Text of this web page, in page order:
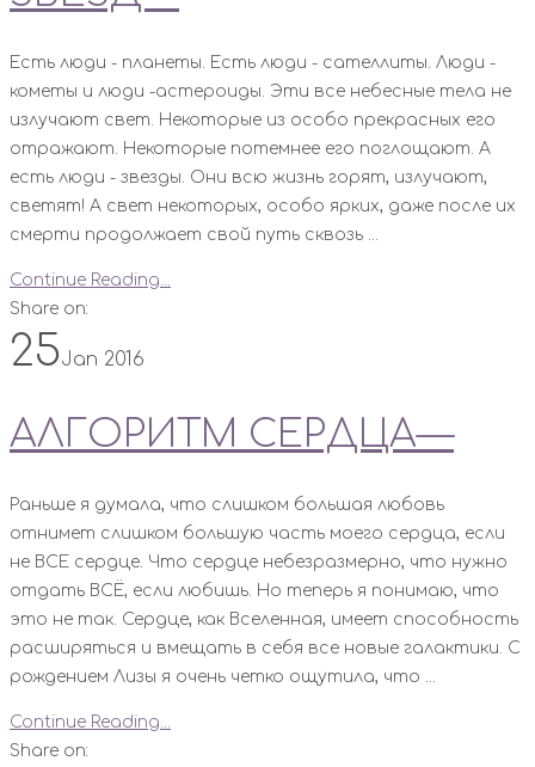
Есть люди - планеты. Есть люди - сателлиты. Люди -
кометы и люди -астероиды. Эти все небесные тела не
излучают свет. Некоторые из особо прекрасных его
отражают. Некоторые потемнее его поглощают. А
есть люди - звезды. Они всю жизнь горят, излучают,
светят! А свет некоторых, особо ярких, даже после их
смерти продолжает свой путь сквозь ...
Continue Reading...
Share on:
25Jan 2016
АЛГОРИТМ СЕРДЦА—
Раньше я думала, что слишком большая любовь
отнимет слишком большую часть моего сердца, если
не ВСЕ сердце. Что сердце небезразмерно, что нужно
отдать ВСЁ, если любишь. Но теперь я понимаю, что
это не так. Сердце, как Вселенная, имеет способность
расширяться и вмещать в себя все новые галактики. С
рождением Лизы я очень четко ощутила, что ...
Continue Reading...
Share on: